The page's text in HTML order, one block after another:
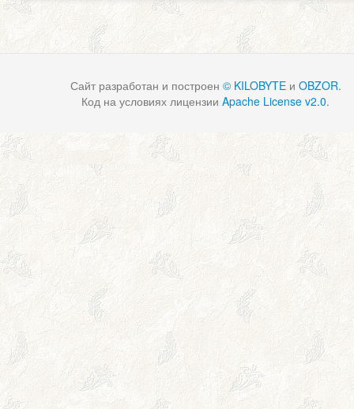
Сайт разработан и построен © KILOBYTEи OBZOR.
Код на условиях лицензии Apache License v2.0.